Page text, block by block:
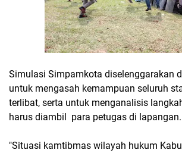
Simulasi Simpamkota diselenggarakan
untuk mengasah kemampuan seluruh
terlibat, serta untuk menganalisis
harus diambil para petugas di lapangan.
"Situasi kamtibmas wilayah hukum